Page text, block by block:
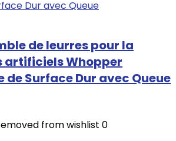
de leurres pour la
artificiels Whopper
de Surface Dur avec Queue
from wishlist 0